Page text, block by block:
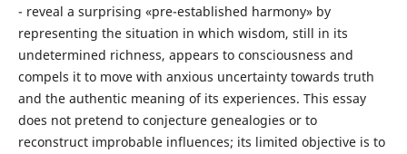
- reveal a surprising «pre-established harmony» by
representing the situation in which wisdom, still in its
undetermined richness, appears to consciousness and
compels it to move with anxious uncertainty towards truth
and the authentic meaning of its experiences. This essay
does not pretend to conjecture genealogies or to
reconstruct improbable influences; its limited objective is to